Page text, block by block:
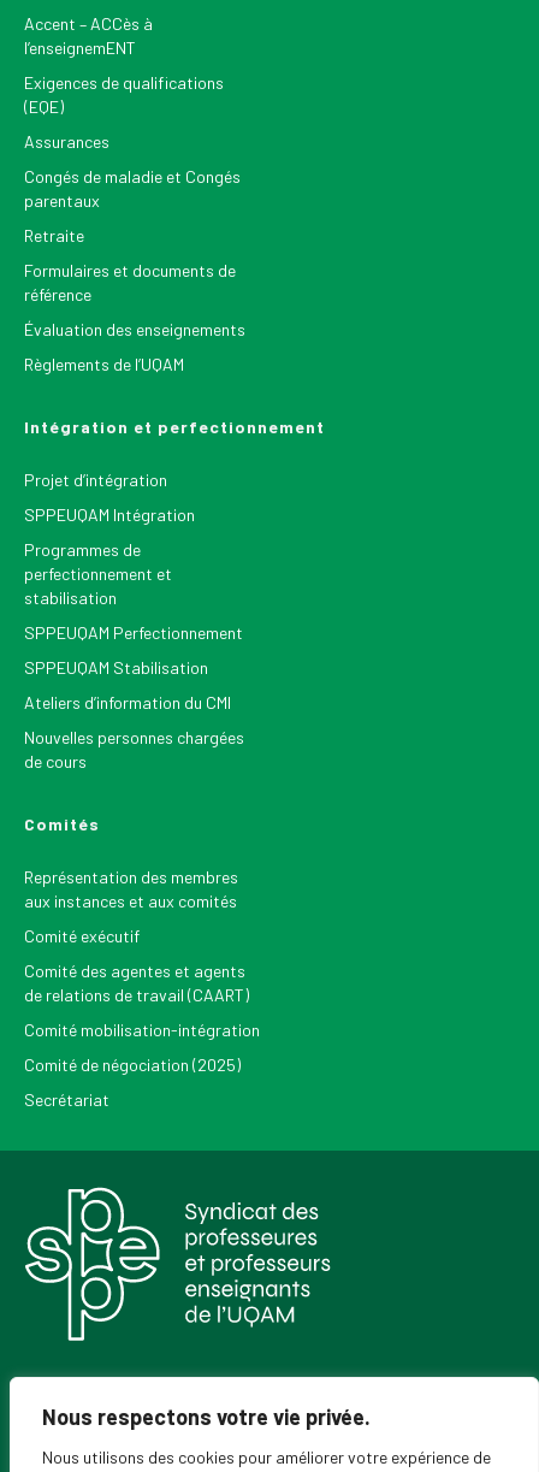
Nous respectons votre vie privée.
Nous utilisons des cookies pour améliorer votre expérience de
Accent – ACCès à
l’enseignemENT
Exigences de qualifications
(EQE)
Assurances
Congés de maladie et Congés
parentaux
Retraite
Formulaires et documents de
référence
Évaluation des enseignements
Règlements de l’UQAM
Intégration et perfectionnement
Projet d’intégration
SPPEUQAM Intégration
Programmes de
perfectionnement et
stabilisation
SPPEUQAM Perfectionnement
SPPEUQAM Stabilisation
Ateliers d’information du CMI
Nouvelles personnes chargées
de cours
Comités
Représentation des membres
aux instances et aux comités
Comité exécutif
Comité des agentes et agents
de relations de travail (CAART)
Comité mobilisation-intégration
Comité de négociation (2025)
Secrétariat